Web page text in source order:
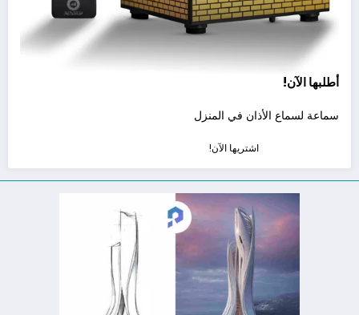
أطلبها الآن!
سماعة لسماع الأذان في المنزل
اشتريها الآن!